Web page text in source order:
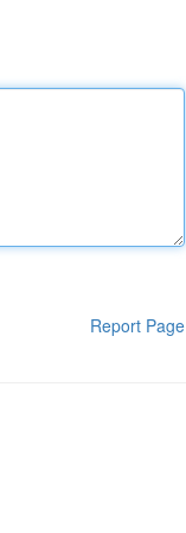
Report Page